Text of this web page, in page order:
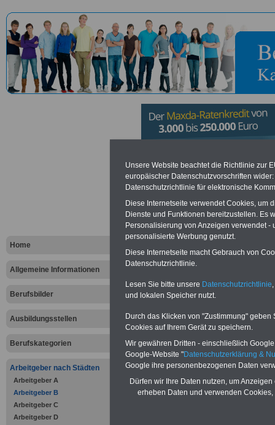
Home
Allgemeine Informationen
Berufsbilder
Ausbildungsstellen
Berufskategorien
Arbeitgeber nach Städten
Arbeitgeber A
Arbeitgeber B
Arbeitgeber C
Arbeitgeber D
Bad
Vergleichen und sparen
Bausparen schon ab 16 Jahren
Berufsunfähigkeitsabsicherung
-
Krankenzusatzversicherung-
Online-Vergleich Gesetzliche
Krankenkassen-
Zahnzusatzversicherung -
Vorteile der Privaten
Krankenversicherung
Unsere Website beachtet die Richtlinie zur
europäischer Datenschutzvorschriften
Datenschutzrichtlinie für elektronische
Diese Internetseite verwendet Cookies, um
Dienste und Funktionen bereitzustellen. Es
Personalisierung von Anzeigen verwendet
personalisierte Werbung genutzt.
Diese Internetseite macht Gebrauch von
Datenschutzrichtlinie.
Lesen Sie bitte unsere Datenschutzrichtlinie
und lokalen Speicher nutzt.
Durch das Klicken von "Zustimmung"
Cookies auf Ihrem Gerät zu speichern.
Wir gewähren Dritten - einschließlich
Google-Website "Datenschutzerklärung &
Google ihre personenbezogenen Daten
Dürfen wir Ihre Daten nutzen, um
erheben Daten und verwenden